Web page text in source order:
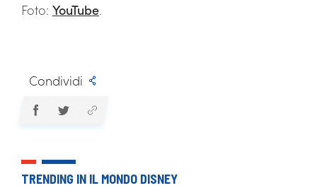
Foto: YouTube.
Condividi
TRENDING IN IL MONDO DISNEY